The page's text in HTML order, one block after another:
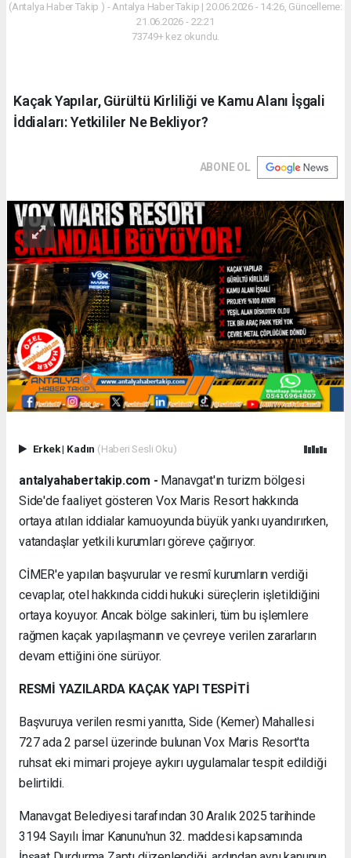
(Antalya Haber Takip ) - Antalya Haber Takip | 20.06.2026 - 14:26, Güncelleme:
21.06.2026 - 22:21
73749+ kez okundu.
Kaçak Yapılar, Gürültü Kirliliği ve Kamu Alanı İşgali
İddiaları: Yetkililer Ne Bekliyor?
ABONE OL
Erkek| Kadın (Haberi Sesli Oku)
antalyahabertakip.com - Manavgat'ın turizm bölgesi
Side'de faaliyet gösteren Vox Maris Resort hakkında
ortaya atılan iddialar kamuoyunda büyük yankı uyandırırken,
vatandaşlar yetkili kurumları göreve çağırıyor.
CİMER'e yapılan başvurular ve resmî kurumların verdiği
cevaplar, otel hakkında ciddi hukuki süreçlerin işletildiğini
ortaya koyuyor. Ancak bölge sakinleri, tüm bu işlemlere
rağmen kaçak yapılaşmanın ve çevreye verilen zararların
devam ettiğini öne sürüyor.
RESMİ YAZILARDA KAÇAK YAPI TESPİTİ
Başvuruya verilen resmi yanıtta, Side (Kemer) Mahallesi
727 ada 2 parsel üzerinde bulunan Vox Maris Resort'ta
ruhsat eki mimari projeye aykırı uygulamalar tespit edildiği
belirtildi.
Manavgat Belediyesi tarafından 30 Aralık 2025 tarihinde
3194 Sayılı İmar Kanunu'nun 32. maddesi kapsamında